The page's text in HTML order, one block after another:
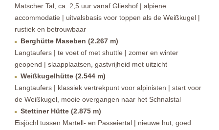
Matscher Tal, ca. 2,5 uur vanaf Glieshof | alpiene
accommodatie | uitvalsbasis voor toppen als de Weißkugel |
rustiek en betrouwbaar
Berghütte Maseben (2.267 m)
Langtaufers | te voet of met shuttle | zomer en winter
geopend | slaapplaatsen, gastvrijheid met uitzicht
Weißkugelhütte (2.544 m)
Langtaufers | klassiek vertrekpunt voor alpinisten | start voor
de Weißkugel, mooie overgangen naar het Schnalstal
Stettiner Hütte (2.875 m)
Eisjöchl tussen Martell- en Passeiertal | nieuwe hut, goed